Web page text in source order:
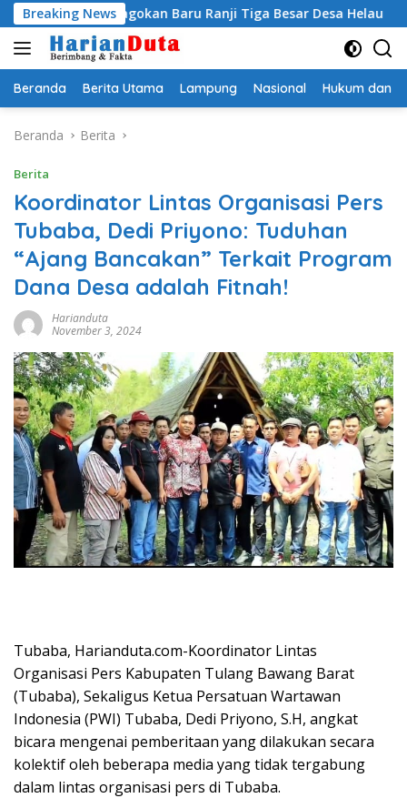
Langsung
ke
konten
Breaking News
Jagokan Baru Ranji Tiga Besar Desa Helau
Beranda Berita Utama Lampung Nasional Hukum dan
Beranda Berita
Berita
Koordinator Lintas Organisasi Pers
Tubaba, Dedi Priyono: Tuduhan
“Ajang Bancakan” Terkait Program
Dana Desa adalah Fitnah!
Harianduta
November 3, 2024
Tubaba, Harianduta.com-Koordinator Lintas
Organisasi Pers Kabupaten Tulang Bawang Barat
(Tubaba), Sekaligus Ketua Persatuan Wartawan
Indonesia (PWI) Tubaba, Dedi Priyono, S.H, angkat
bicara mengenai pemberitaan yang dilakukan secara
kolektif oleh beberapa media yang tidak tergabung
dalam lintas organisasi pers di Tubaba.